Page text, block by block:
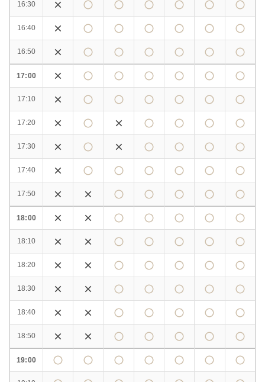
16:30
16:40
16:50
17:00
17:10
17:20
17:30
17:40
17:50
18:00
18:10
18:20
18:30
18:40
18:50
19:00